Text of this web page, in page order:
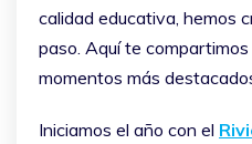
calidad educativa, hemos
paso. Aquí te
momentos más
Iniciamos el año con el